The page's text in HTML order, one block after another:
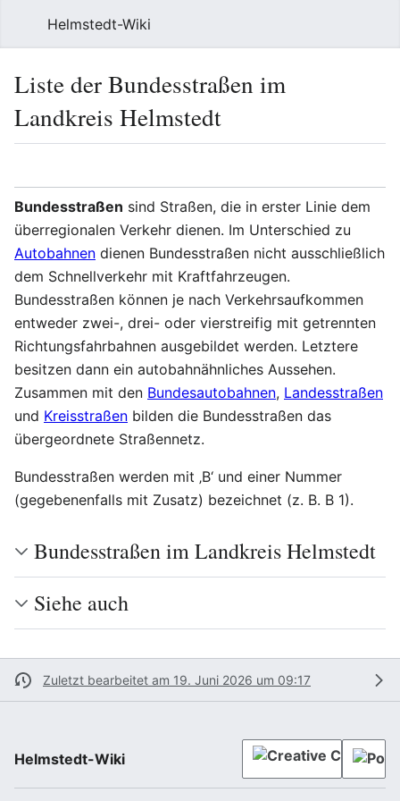
Helmstedt-Wiki
Liste der Bundesstraßen im
Landkreis Helmstedt
Bundesstraßen sind Straßen, die in erster Linie dem
überregionalen Verkehr dienen. Im Unterschied zu
Autobahnen dienen Bundesstraßen nicht ausschließlich
dem Schnellverkehr mit Kraftfahrzeugen.
Bundesstraßen können je nach Verkehrsaufkommen
entweder zwei-, drei- oder vierstreifig mit getrennten
Richtungsfahrbahnen ausgebildet werden. Letztere
besitzen dann ein autobahnähnliches Aussehen.
Zusammen mit den Bundesautobahnen, Landesstraßen
und Kreisstraßen bilden die Bundesstraßen das
übergeordnete Straßennetz.
Bundesstraßen werden mit ‚B‘ und einer Nummer
(gegebenenfalls mit Zusatz) bezeichnet (z. B. B 1).
Bundesstraßen im Landkreis Helmstedt
Siehe auch
Zuletzt bearbeitet am 19. Juni 2026 um 09:17
Helmstedt-Wiki